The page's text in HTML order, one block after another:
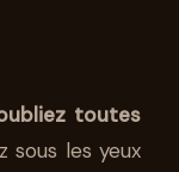
toutes
sous les yeux